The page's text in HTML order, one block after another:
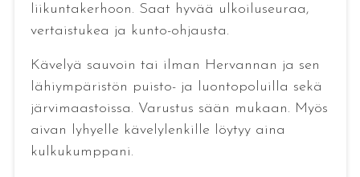
liikuntakerhoon. Saat hyvää ulkoiluseuraa,
vertaistukea ja kunto-ohjausta.
Kävelyä sauvoin tai ilman Hervannan ja sen
lähiympäristön puisto- ja luontopoluilla sekä
järvimaastoissa. Varustus sään mukaan. Myös
aivan lyhyelle kävelylenkille löytyy aina
kulkukumppani.